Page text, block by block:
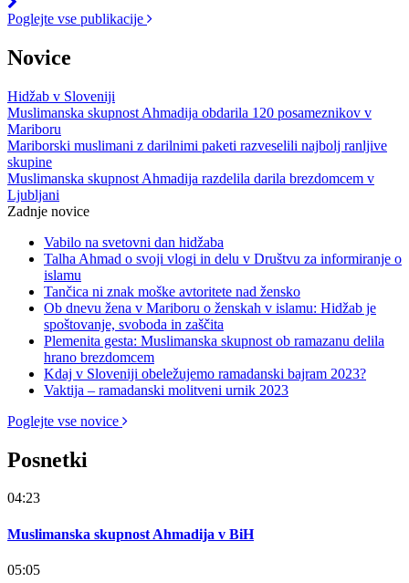
Poglejte vse publikacije
Novice
Hidžab v Sloveniji
Muslimanska skupnost Ahmadija obdarila 120 posameznikov v
Mariboru
Mariborski muslimani z darilnimi paketi razveselili najbolj ranljive
skupine
Muslimanska skupnost Ahmadija razdelila darila brezdomcem v
Ljubljani
Zadnje novice
Vabilo na svetovni dan hidžaba
Talha Ahmad o svoji vlogi in delu v Društvu za informiranje o
islamu
Tančica ni znak moške avtoritete nad žensko
Ob dnevu žena v Mariboru o ženskah v islamu: Hidžab je
spoštovanje, svoboda in zaščita
Plemenita gesta: Muslimanska skupnost ob ramazanu delila
hrano brezdomcem
Kdaj v Sloveniji obeležujemo ramadanski bajram 2023?
Vaktija – ramadanski molitveni urnik 2023
Poglejte vse novice
Posnetki
04:23
Muslimanska skupnost Ahmadija v BiH
05:05